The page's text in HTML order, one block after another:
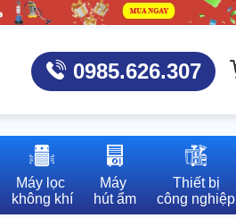
0985.626.307
Máy lọc
không khí
Máy
hút ẩm
Thiết bị
công nghiệp